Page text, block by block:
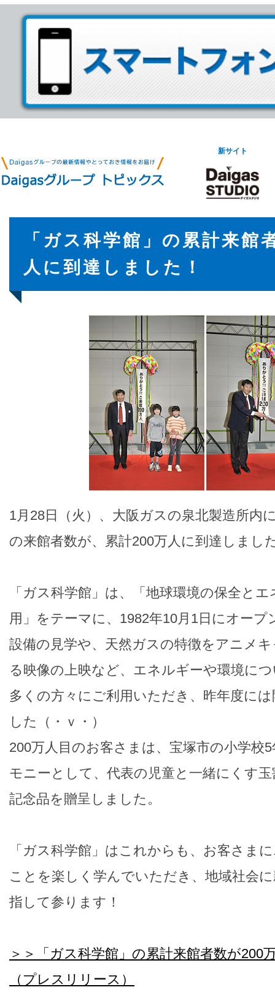
新サイト
「ガス科学館」の累計来館
人に到達しました！
1月28日（火）、大阪ガスの泉北製造所内
の来館者数が、累計200万人に到達しまし
「ガス科学館」は、「地球環境の保全と
用」をテーマに、1982年10月1日にオープ
設備の見学や、天然ガスの特徴をアニメ
る映像の上映など、エネルギーや環境に
多くの方々にご利用いただき、昨年度に
した（・ｖ・）
200万人目のお客さまは、宝塚市の小学校
モニーとして、代表の児童と一緒にくす
記念品を贈呈しました。
「ガス科学館」はこれからも、お客さま
ことを楽しく学んでいただき、地域社会
指して参ります！
＞＞「ガス科学館」の累計来館者数が200
（プレスリリース）